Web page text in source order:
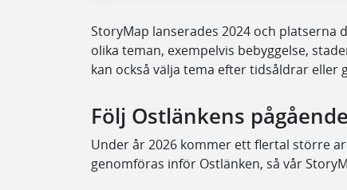
StoryMap lanserades 2024 och
olika teman, exempelvis bebyggelse,
kan också välja tema efter tidsåldrar eller
Följ Ostlänkens
Under år 2026 kommer ett flertal större
genomföras inför Ostlänken, så vår